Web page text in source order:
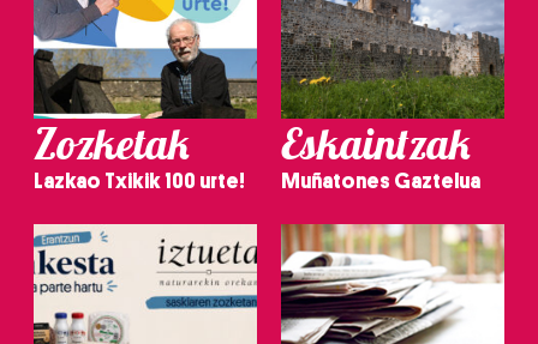
Zozketak
Lazkao Txikik 100 urte!
Eskaintzak
Muñatones Gaztelua